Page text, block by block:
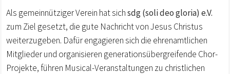
Als gemeinnütziger Verein hat sichsdg (soli deo gloria) e.V.
zum Ziel gesetzt, die gute Nachricht von Jesus Christus
weiterzugeben. Dafür engagieren sich die ehrenamtlichen
Mitglieder und organisieren generationsübergreifende Chor-
Projekte, führen Musical-Veranstaltungen zu christlichen